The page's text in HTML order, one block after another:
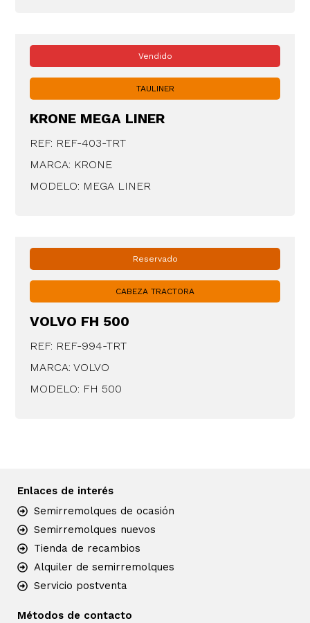
Vendido
TAULINER
KRONE MEGA LINER
REF: REF-403-TRT
MARCA: KRONE
MODELO: MEGA LINER
Reservado
CABEZA TRACTORA
VOLVO FH 500
REF: REF-994-TRT
MARCA: VOLVO
MODELO: FH 500
Enlaces de interés
Semirremolques de ocasión
Semirremolques nuevos
Tienda de recambios
Alquiler de semirremolques
Servicio postventa
Métodos de contacto